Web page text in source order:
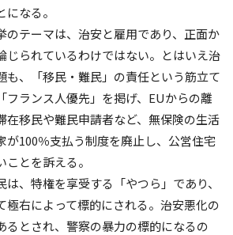
になる。
のテーマは、治安と雇用であり、正面か
じられているわけではない。とはいえ治
も、「移民・難民」の責任という筋立て
フランス人優先」を掲げ、EUからの離
在移民や難民申請者など、無保険の生活
が100％支払う制度を廃止し、公営住宅
とを訴える。
、特権を享受する「やつら」であり、
極右によって標的にされる。治安悪化の
るとされ、警察の暴力の標的になるの